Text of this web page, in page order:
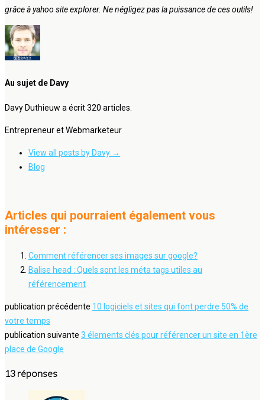
grâce à yahoo site explorer. Ne négligez pas la puissance de ces outils!
Au sujet de Davy
Davy Duthieuw a écrit 320 articles.
Entrepreneur et Webmarketeur
View all posts by Davy →
Blog
Articles qui pourraient également vous
intéresser :
Comment référencer ses images sur google?
Balise head : Quels sont les méta tags utiles au
référencement
publication précédente 10 logiciels et sites qui font perdre 50% de
votre temps
publication suivante 3 élements clés pour référencer un site en 1ère
place de Google
13 réponses